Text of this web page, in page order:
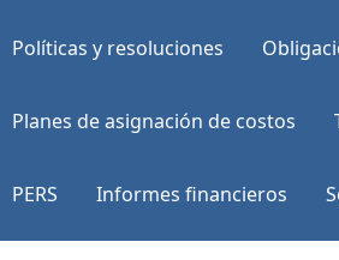
Políticas y resoluciones
Planes de asignación de costos
PERS Informes financieros